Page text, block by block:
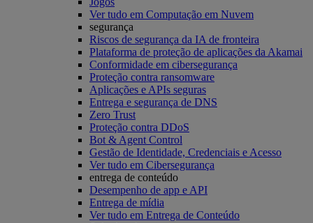
Ver tudo em Computação em Nuvem
segurança
Riscos de segurança da IA de fronteira
Plataforma de proteção de aplicações da Akamai
Conformidade em cibersegurança
Proteção contra ransomware
Aplicações e APIs seguras
Entrega e segurança de DNS
Zero Trust
Proteção contra DDoS
Bot & Agent Control
Gestão de Identidade, Credenciais e Acesso
Ver tudo em Cibersegurança
entrega de conteúdo
Desempenho de app e API
Entrega de mídia
Ver tudo em Entrega de Conteúdo